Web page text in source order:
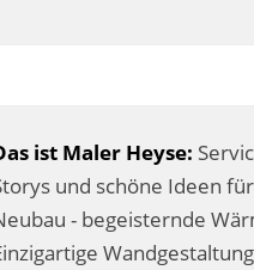
ist Maler Heyse:
und schöne Ideen
- begeisternde